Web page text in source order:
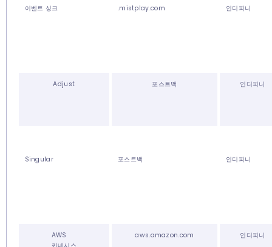
이벤트 싱크 .mistplay.com 인디피니
Adjust 포스트백 인디피니
Singular 포스트백 인디피니
AWS
aws.amazon.com 인디피니